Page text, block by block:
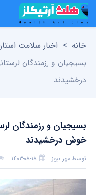
خانه > اخبار سلامت
بسیجیان و رزمندگان
درخشیدند
بسیجیان و رزمندگان
خوش درخشیدند
توسط مهر نیوز ۱۴۰۳-۰۸-۱۸